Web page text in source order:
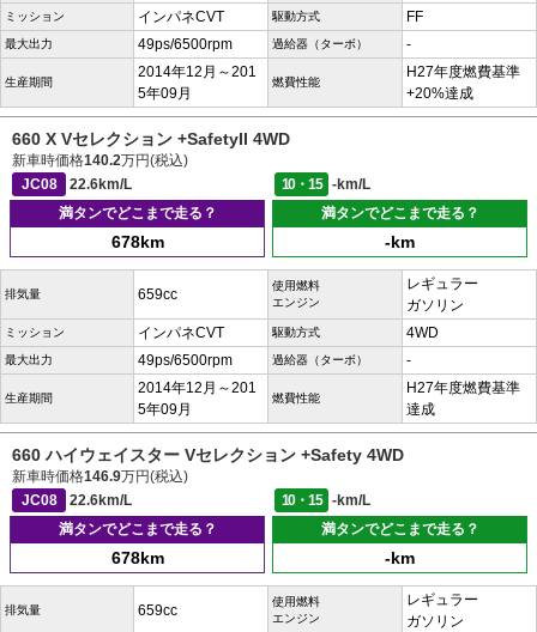
ミッション インパネCVT 駆動方式 FF
最大出力 49ps/6500rpm 過給器（ターボ） -
生産期間
2014年12月～201
5年09月
燃費性能
H27年度燃費基準
+20%達成
660 X Vセレクション +SafetyII 4WD
新車時価格140.2万円(税込)
JC08
22.6km/L 10・15
-km/L
満タンでどこまで走る？
678km
満タンでどこまで走る？
-km
排気量 659cc
使用燃料
エンジン
レギュラー
ガソリン
ミッション インパネCVT 駆動方式 4WD
最大出力 49ps/6500rpm 過給器（ターボ） -
生産期間
2014年12月～201
5年09月
燃費性能
H27年度燃費基準
達成
660 ハイウェイスター Vセレクション +Safety 4WD
新車時価格146.9万円(税込)
JC08
22.6km/L 10・15
-km/L
満タンでどこまで走る？
678km
満タンでどこまで走る？
-km
排気量 659cc
使用燃料
エンジン
レギュラー
ガソリン